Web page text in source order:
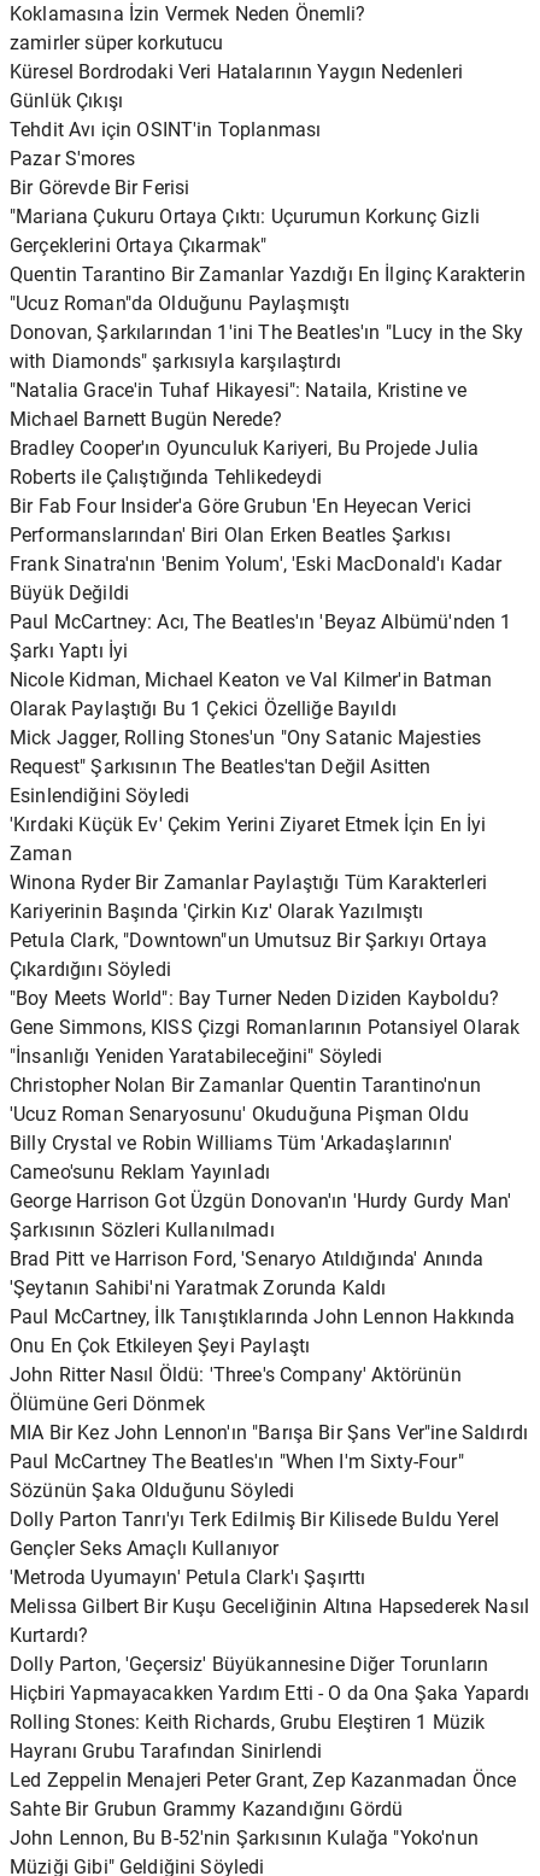
Koklamasına İzin Vermek Neden Önemli?
zamirler süper korkutucu
Küresel Bordrodaki Veri Hatalarının Yaygın Nedenleri
Günlük Çıkışı
Tehdit Avı için OSINT'in Toplanması
Pazar S'mores
Bir Görevde Bir Ferisi
"Mariana Çukuru Ortaya Çıktı: Uçurumun Korkunç Gizli
Gerçeklerini Ortaya Çıkarmak"
Quentin Tarantino Bir Zamanlar Yazdığı En İlginç Karakterin
"Ucuz Roman"da Olduğunu Paylaşmıştı
Donovan, Şarkılarından 1'ini The Beatles'ın "Lucy in the Sky
with Diamonds" şarkısıyla karşılaştırdı
"Natalia Grace'in Tuhaf Hikayesi": Nataila, Kristine ve
Michael Barnett Bugün Nerede?
Bradley Cooper'ın Oyunculuk Kariyeri, Bu Projede Julia
Roberts ile Çalıştığında Tehlikedeydi
Bir Fab Four Insider'a Göre Grubun 'En Heyecan Verici
Performanslarından' Biri Olan Erken Beatles Şarkısı
Frank Sinatra'nın 'Benim Yolum', 'Eski MacDonald'ı Kadar
Büyük Değildi
Paul McCartney: Acı, The Beatles'ın 'Beyaz Albümü'nden 1
Şarkı Yaptı İyi
Nicole Kidman, Michael Keaton ve Val Kilmer'in Batman
Olarak Paylaştığı Bu 1 Çekici Özelliğe Bayıldı
Mick Jagger, Rolling Stones'un "Ony Satanic Majesties
Request" Şarkısının The Beatles'tan Değil Asitten
Esinlendiğini Söyledi
'Kırdaki Küçük Ev' Çekim Yerini Ziyaret Etmek İçin En İyi
Zaman
Winona Ryder Bir Zamanlar Paylaştığı Tüm Karakterleri
Kariyerinin Başında 'Çirkin Kız' Olarak Yazılmıştı
Petula Clark, "Downtown"un Umutsuz Bir Şarkıyı Ortaya
Çıkardığını Söyledi
"Boy Meets World": Bay Turner Neden Diziden Kayboldu?
Gene Simmons, KISS Çizgi Romanlarının Potansiyel Olarak
"İnsanlığı Yeniden Yaratabileceğini" Söyledi
Christopher Nolan Bir Zamanlar Quentin Tarantino'nun
'Ucuz Roman Senaryosunu' Okuduğuna Pişman Oldu
Billy Crystal ve Robin Williams Tüm 'Arkadaşlarının'
Cameo'sunu Reklam Yayınladı
George Harrison Got Üzgün ​​Donovan'ın 'Hurdy Gurdy Man'
Şarkısının Sözleri Kullanılmadı
Brad Pitt ve Harrison Ford, 'Senaryo Atıldığında' Anında
'Şeytanın Sahibi'ni Yaratmak Zorunda Kaldı
Paul McCartney, İlk Tanıştıklarında John Lennon Hakkında
Onu En Çok Etkileyen Şeyi Paylaştı
John Ritter Nasıl Öldü: 'Three's Company' Aktörünün
Ölümüne Geri Dönmek
MIA Bir Kez John Lennon'ın "Barışa Bir Şans Ver"ine Saldırdı
Paul McCartney The Beatles'ın "When I'm Sixty-Four"
Sözünün Şaka Olduğunu Söyledi
Dolly Parton Tanrı'yı ​​Terk Edilmiş Bir Kilisede Buldu Yerel
Gençler Seks Amaçlı Kullanıyor
'Metroda Uyumayın' Petula Clark'ı Şaşırttı
Melissa Gilbert Bir Kuşu Geceliğinin Altına Hapsederek Nasıl
Kurtardı?
Dolly Parton, 'Geçersiz' Büyükannesine Diğer Torunların
Hiçbiri Yapmayacakken Yardım Etti - O da Ona Şaka Yapardı
Rolling Stones: Keith Richards, Grubu Eleştiren 1 Müzik
Hayranı Grubu Tarafından Sinirlendi
Led Zeppelin Menajeri Peter Grant, Zep Kazanmadan Önce
Sahte Bir Grubun Grammy Kazandığını Gördü
John Lennon, Bu B-52'nin Şarkısının Kulağa "Yoko'nun
Müziği Gibi" Geldiğini Söyledi